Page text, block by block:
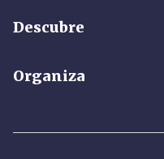
Descubre
Organiza